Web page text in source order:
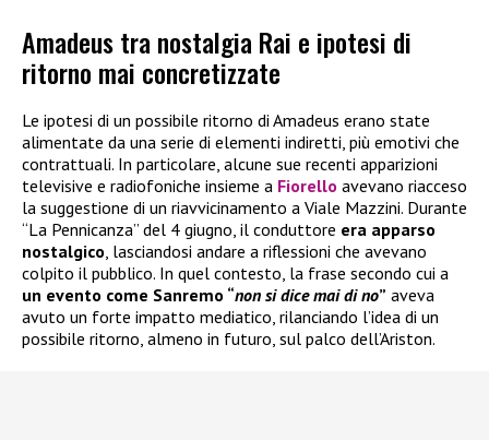
Amadeus tra nostalgia Rai e ipotesi di
ritorno mai concretizzate
Le ipotesi di un possibile ritorno di Amadeus erano state
alimentate da una serie di elementi indiretti, più emotivi che
contrattuali. In particolare, alcune sue recenti apparizioni
televisive e radiofoniche insieme a Fiorello avevano riacceso
la suggestione di un riavvicinamento a Viale Mazzini. Durante
“La Pennicanza” del 4 giugno, il conduttore era apparso
nostalgico, lasciandosi andare a riflessioni che avevano
colpito il pubblico. In quel contesto, la frase secondo cui a
un evento come Sanremo “non si dice mai di no” aveva
avuto un forte impatto mediatico, rilanciando l’idea di un
possibile ritorno, almeno in futuro, sul palco dell’Ariston.